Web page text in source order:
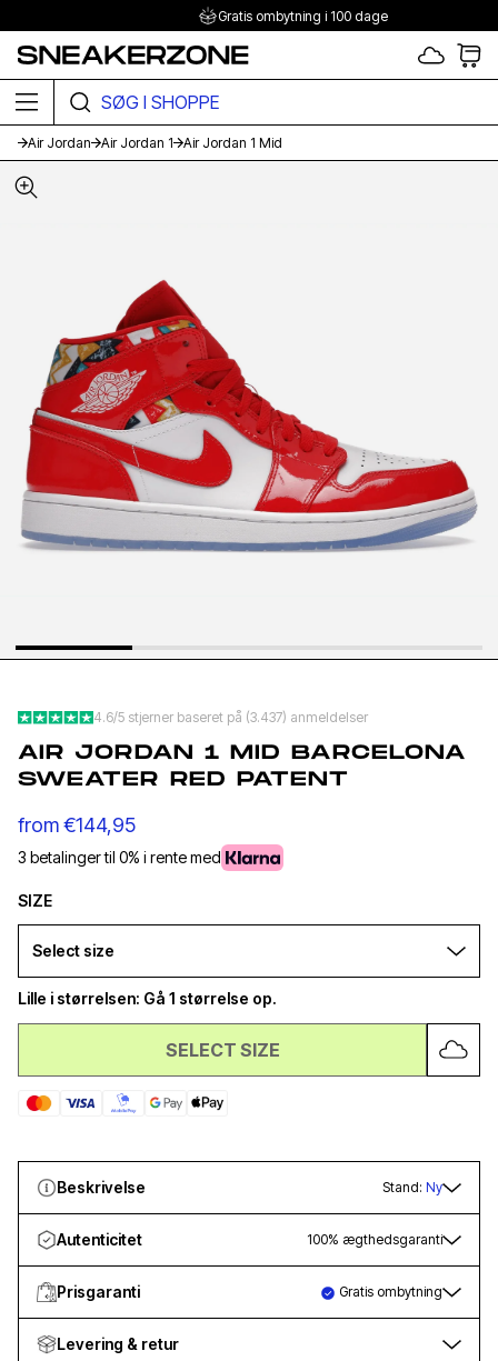
Gratis ombytning i 100 dage
SØG I SHOPPEN HER
YEEZY SLIDE YS-01
€68,95€89,95
NEW
Air Jordan Air Jordan 1 Air Jordan 1 Mid
4.6/5 stjerner baseret på (3.437) anmeldelser
AIR JORDAN 1 MID BARCELONA
SWEATER RED PATENT
from€144,95
3 betalinger til 0% i rente med
SIZE
Select size
Lille i størrelsen: Gå 1 størrelse op.
SELECT SIZE
Beskrivelse Stand: Ny
Autenticitet 100% ægthedsgaranti
Prisgaranti Gratis ombytning
Levering & retur